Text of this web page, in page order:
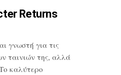
Returns
γνωστή για τις
ταινιών της, αλλά
καλύτερο